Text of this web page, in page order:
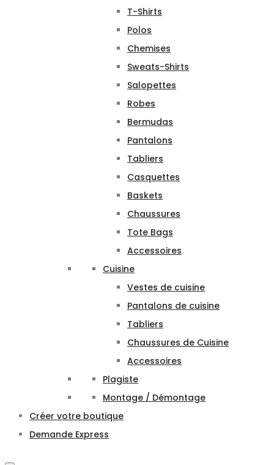
T-Shirts
Polos
Chemises
Sweats-Shirts
Salopettes
Robes
Bermudas
Pantalons
Tabliers
Casquettes
Baskets
Chaussures
Tote Bags
Accessoires
Cuisine
Vestes de cuisine
Pantalons de cuisine
Tabliers
Chaussures de Cuisine
Accessoires
Plagiste
Montage / Démontage
Créer votre boutique
Demande Express